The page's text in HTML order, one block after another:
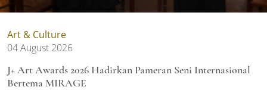
Art & Culture
04 August 2026
J+ Art Awards 2026 Hadirkan Pameran Seni Internasional
Bertema MIRAGE